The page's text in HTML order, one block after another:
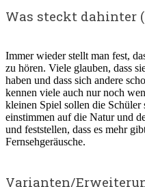
Was steckt dahinter
Immer wieder stellt man fest,
zu hören. Viele glauben, dass
haben und dass sich andere
kennen viele auch nur noch
kleinen Spiel sollen die Schüler
einstimmen auf die Natur und
und feststellen, dass es mehr
Fernsehgeräusche.
Varianten/